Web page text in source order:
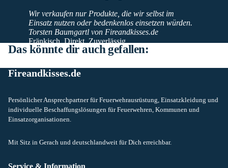
Wir verkaufen nur Produkte, die wir selbst im
Einsatz nutzen oder bedenkenlos einsetzen würden.
Torsten Baumgartl von Fireandkisses.de
Fränkisch. Direkt. Zuverlässig.
Das könnte dir auch gefallen:
Fireandkisses.de
Persönlicher Ansprechpartner für Feuerwehrausrüstung, Einsatzkleidung und
individuelle Beschaffungslösungen für Feuerwehren, Kommunen und
Einsatzorganisationen.
Mit Sitz in Gerach und deutschlandweit für Dich erreichbar.
Service & Information